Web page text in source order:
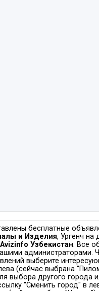
бесплатные
и Изделия, Ургенч на
Avizinfo Узбекистан. Все
администраторами.
выберите
(сейчас выбрана
выбора другого города
"Сменить город" в